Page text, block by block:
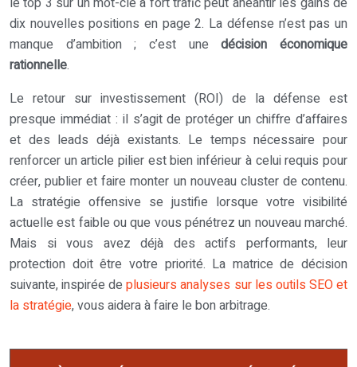
dix nouvelles positions en page 2. La défense n’est pas un
manque d’ambition ; c’est unedécision économique
rationnelle.
Le retour sur investissement (ROI) de la défense est
presque immédiat : il s’agit de protéger un chiffre d’affaires
et des leads déjà existants. Le temps nécessaire pour
renforcer un article pilier est bien inférieur à celui requis pour
créer, publier et faire monter un nouveau cluster de contenu.
La stratégie offensive se justifie lorsque votre visibilité
actuelle est faible ou que vous pénétrez un nouveau marché.
Mais si vous avez déjà des actifs performants, leur
protection doit être votre priorité. La matrice de décision
suivante, inspirée deplusieurs analyses sur les outils SEO et
la stratégie, vous aidera à faire le bon arbitrage.